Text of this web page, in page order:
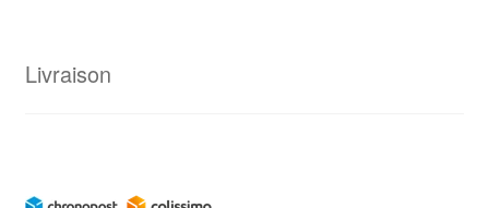
Livraison